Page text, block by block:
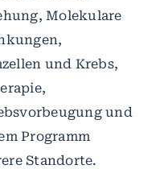
Molekulare
und Krebs,
und
Programm
Standorte.